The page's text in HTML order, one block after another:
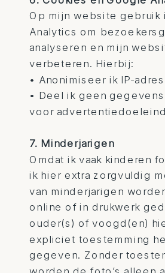
Op mijn website gebruik
Analytics om
analyseren en mijn
verbeteren. Hierbij:
• Anonimiseer ik IP-
• Deel ik geen
voor
7. Minderjarigen
Omdat ik vaak kinderen
ik hier extra zorgvuldig
van minderjarigen
online of in drukwerk
ouder(s) of voogd(en)
expliciet toestemming
gegeven. Zonder